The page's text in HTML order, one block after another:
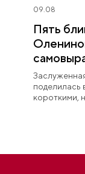
09.08
Пять
поделилась
короткими,